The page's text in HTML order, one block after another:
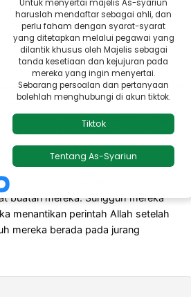
telah berbuat kerusakan hingga
hingga terlempar ke daratan dan
berada di atas bumi menanti khabar
yang terjadi adalah kemurkaan Allah
Moyang kesesatan ( Syayathiin )
kesesatan tanpa ampunan, sungguh
Yang demikian itu tertulis
) memahaminya."
batas saling bertikai dan saling
buatan mereka. Sungguh mereka
menantikan perintah Allah setelah
mereka berada pada jurang